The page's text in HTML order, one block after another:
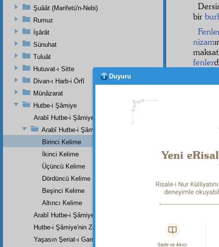
bir
nizam
fenler
tıbba
Şuâât (Marifetü'n-Nebi)
Rumuz
İşârât
Sünuhat
Tuluât
Hutuvat-ı Sitte
Divan-ı Harb-i Örfî
Münâzarat
Hutbe-i Şâmiye
Arabî Hutbe-i Şâmiye'nin Mukaddemesi
Arabî Hutbe-i Şâmiye Eserinin Tercümesi
Birinci Kelime
İkinci Kelime
Üçüncü Kelime
Dördüncü Kelime
Beşinci Kelime
Altıncı Kelime
Arabî Hutbe-i Şâmiye'nin Zeylinin Kısa Bir Tercümesi
Hutbe-i Şâmiye'nin Zeylinin Zeyli
Yaşasın Şeriat-ı Garrâ
Duyuru